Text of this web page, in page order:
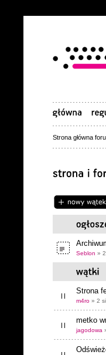
Strona główna
Napisz wątek
Seblon »
Strona
m4ro » 2
metko
jagodowa